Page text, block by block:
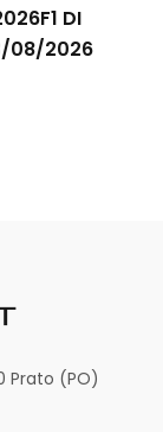
DI
08/2026
Prato (PO)